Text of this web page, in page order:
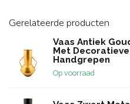
Gerelateerde producten
Vaas Antiek
Met Decoratieve
Handgrepen
Op voorraad